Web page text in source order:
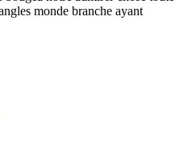
monde branche ayant